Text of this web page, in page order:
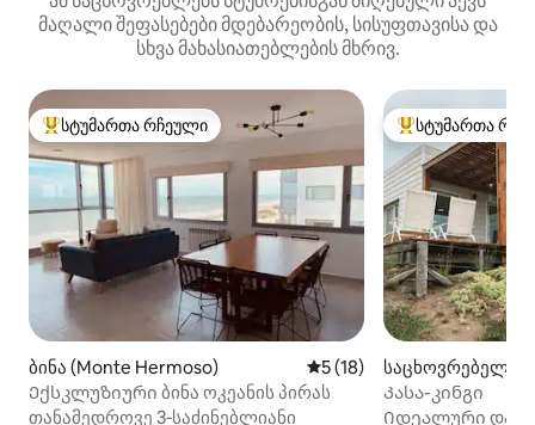
მაღალი შეფასებები მდებარეობის, სისუფთავისა და
სხვა მახასიათებლების მხრივ.
სტუმართა რჩეული მოწინავე ვარიანტი
სტუმართა რჩეული
ბინა (Monte Hermoso) საშუალო შეფასებაა
5 (18)
Ექსკლუზიური ბინა ოკეანის პირას
თანამედროვე 3‑საძინებლიანი
სტუმართა
სტუმართა
საცხოვრებელი
e Grande)
Კასა-კინგი
Იდეალური